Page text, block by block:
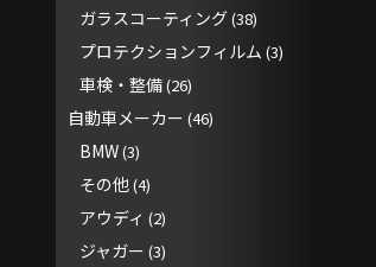
ガラスコーティング(38)
プロテクションフィルム (3)
車検・整備(26)
自動車メーカー (46)
BMW(3)
その他(4)
アウディ (2)
ジャガー (3)